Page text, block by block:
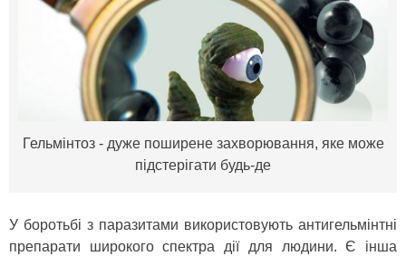
Гельмінтоз - дуже поширене захворювання, яке може
підстерігати будь-де
У боротьбі з паразитами використовують антигельмінтні
препарати широкого спектра дії для людини. Є інша